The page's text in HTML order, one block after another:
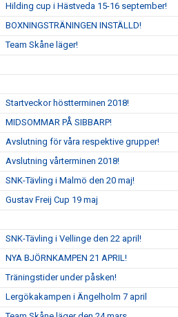
Hilding cup i Hästveda 15-16 september!
BOXNINGSTRÄNINGEN INSTÄLLD!
Team Skåne läger!
Startveckor höstterminen 2018!
MIDSOMMAR PÅ SIBBARP!
Avslutning för våra respektive grupper!
Avslutning vårterminen 2018!
SNK-Tävling i Malmö den 20 maj!
Gustav Freij Cup 19 maj
SNK-Tävling i Vellinge den 22 april!
NYA BJÖRNKAMPEN 21 APRIL!
Träningstider under påsken!
Lergökakampen i Ängelholm 7 april